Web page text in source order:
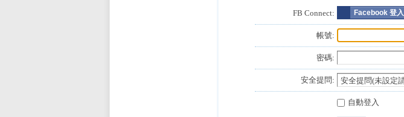
FB Connect: Facebook 登入
帳號:
密碼:
安全提問:
自動登入